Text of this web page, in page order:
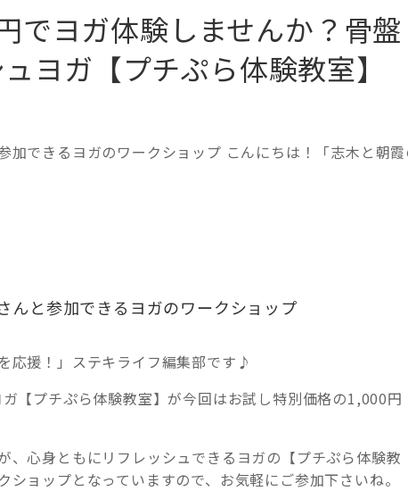
でヨガ体験しませんか？骨盤
ヨガ【プチぷら体験教室】
できるヨガのワークショップ こんにちは！「志木と朝霞
と参加できるヨガのワークショップ
応援！」ステキライフ編集部です♪
【プチぷら体験教室】が今回はお試し特別価格の1,000円
、心身ともにリフレッシュできるヨガの【プチぷら体験教
ョップとなっていますので、お気軽にご参加下さいね。